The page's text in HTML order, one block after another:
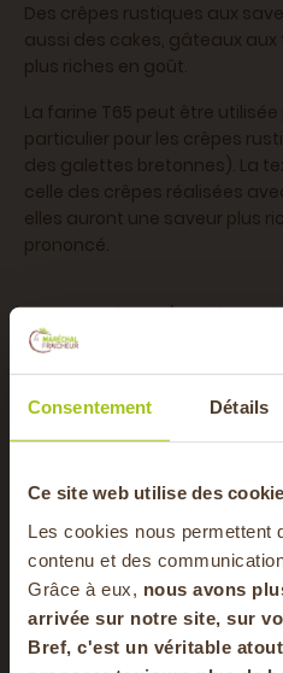
Consentement Détails
Ce site web utilise des
Les cookies nous permettent
contenu et des
Grâce à eux, nous avons
arrivée sur notre site, sur
Bref, c'est un véritable
Des crêpes rustiques aux
aussi des cakes, gâteaux
plus riches en goût.
La farine T65 peut être
particulier pour les crêpes
des galettes bretonnes). La
celle des crêpes réalisées
elles auront une saveur plus
prononcé.
Conseils
Ajustez légèrement la
le gluten plus dense
supplémentaire.
Mélangez-la avec une farine
des pâtisseries plus légères,
subtil et rustique.
-20%
en vous